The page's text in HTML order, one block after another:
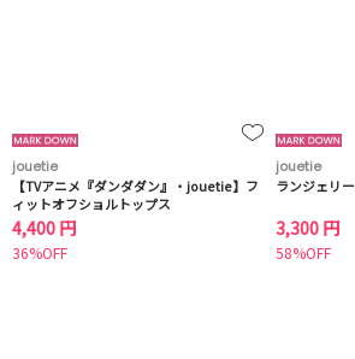
jouetie
【TVアニメ『ダンダダン』・jouetie】フ
ィットオフショルトップス
4,400 円
36%OFF
jouetie
ランジェリ
3,300 円
58%OFF